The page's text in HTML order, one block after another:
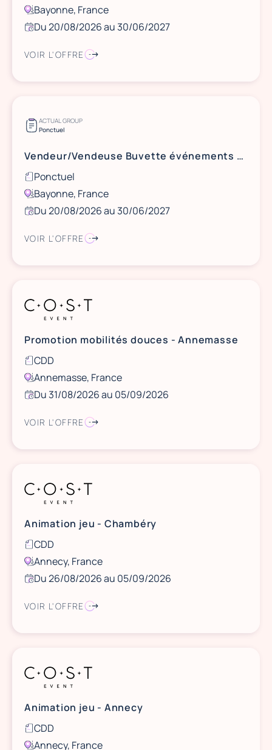
Bayonne, France
Du 20/08/2026 au 30/06/2027
VOIR L'OFFRE
ACTUAL GROUP
Ponctuel
Vendeur/Vendeuse Buvette événements sportifs Bayonne
Ponctuel
Bayonne, France
Du 20/08/2026 au 30/06/2027
VOIR L'OFFRE
Promotion mobilités douces - Annemasse
CDD
Annemasse, France
Du 31/08/2026 au 05/09/2026
VOIR L'OFFRE
Animation jeu - Chambéry
CDD
Annecy, France
Du 26/08/2026 au 05/09/2026
VOIR L'OFFRE
Animation jeu - Annecy
CDD
Annecy, France